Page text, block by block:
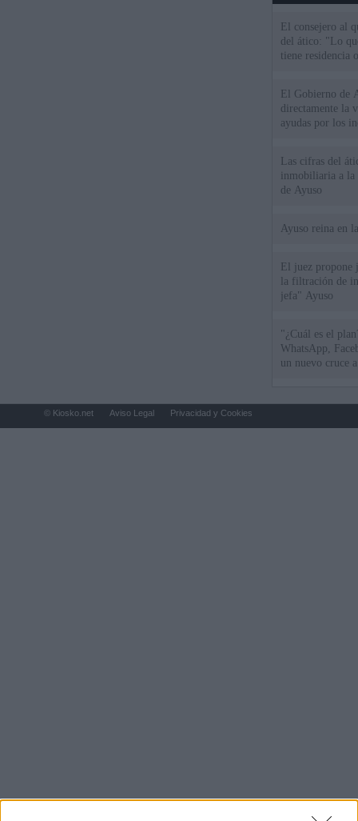
El consejero al
del ático: "Lo
tiene residencia
El Gobierno de
directamente la
ayudas por los
Las cifras del
inmobiliaria a la
de Ayuso
Ayuso reina en
El juez propone
la filtración de
jefa" Ayuso
"¿Cuál es el
WhatsApp,
un nuevo cruce
© Kiosko.net Aviso Legal Privacidad y Cookies